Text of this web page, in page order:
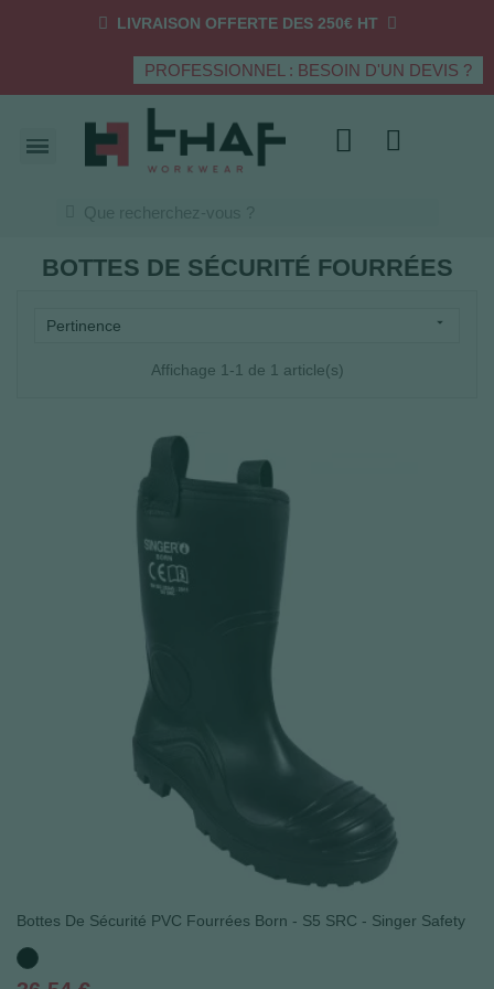
LIVRAISON OFFERTE DES 250€ HT
PROFESSIONNEL : BESOIN D'UN DEVIS ?
BOTTES DE SÉCURITÉ FOURRÉES
Pertinence 
Affichage 1-1 de 1 article(s)
Bottes De Sécurité PVC Fourrées Born - S5 SRC - Singer Safety
Noir